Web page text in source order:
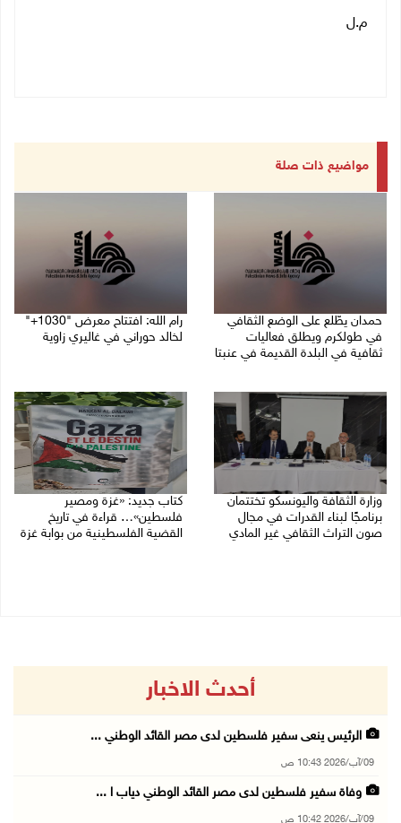
م.ل
مواضيع ذات صلة
حمدان يطّلع على الوضع الثقافي
في طولكرم ويطلق فعاليات
ثقافية في البلدة القديمة في عنبتا
رام الله: افتتاح معرض "1030+"
لخالد حوراني في غاليري زاوية
وزارة الثقافة واليونسكو تختتمان
برنامجًا لبناء القدرات في مجال
صون التراث الثقافي غير المادي
كتاب جديد: «غزة ومصير
فلسطين»… قراءة في تاريخ
القضية الفلسطينية من بوابة غزة
أحدث الاخبار
الرئيس ينعى سفير فلسطين لدى مصر القائد الوطني ...
09/آب/2026 10:43 ص
وفاة سفير فلسطين لدى مصر القائد الوطني دياب ا ...
09/آب/2026 10:42 ص